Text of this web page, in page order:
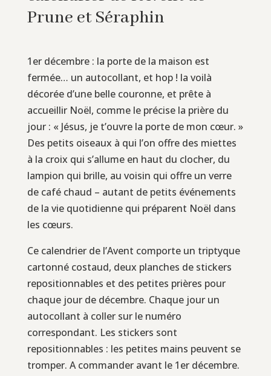
Prune et Séraphin
1er décembre : la porte de la maison est
fermée… un autocollant, et hop ! la voilà
décorée d’une belle couronne, et prête à
accueillir Noël, comme le précise la prière du
jour : « Jésus, je t’ouvre la porte de mon cœur. »
Des petits oiseaux à qui l’on offre des miettes
à la croix qui s’allume en haut du clocher, du
lampion qui brille, au voisin qui offre un verre
de café chaud – autant de petits événements
de la vie quotidienne qui préparent Noël dans
les cœurs.
Ce calendrier de l’Avent comporte un triptyque
cartonné costaud, deux planches de stickers
repositionnables et des petites prières pour
chaque jour de décembre. Chaque jour un
autocollant à coller sur le numéro
correspondant. Les stickers sont
repositionnables : les petites mains peuvent se
tromper. A commander avant le 1er décembre.